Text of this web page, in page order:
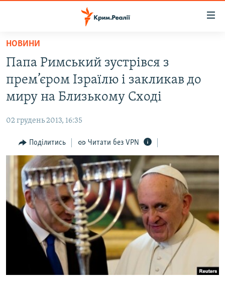
Перейти
основного
матеріалу
Перейти
до
основної
навігації
Перейти
до
пошуку
ВОДА.КРИМ
ВІДЕО ТА ФОТО
БЛОГИ
ПОГЛЯД
ІНТЕРВ'Ю
ВСЕ ЗА ДЕНЬ
СПЕЦПРОЕКТИ
ДЕПОРТАЦІЯ
ВІДЕОУРОКИ «ELIFBE»
СВІДЧЕННЯ ОКУПАЦІЇ
УКРАЇНСЬКА ПРОБЛЕМА КРИМУ
ЯК ОБІЙТИ БЛОКУВАННЯ
Русский
Qırımtatar
НОВИНИ
Папа Римський зустрівся з
прем’єром Ізраїлю і закликав до
миру на Близькому Сході
02 грудень 2013, 16:35
Поділитись Читати без VPN